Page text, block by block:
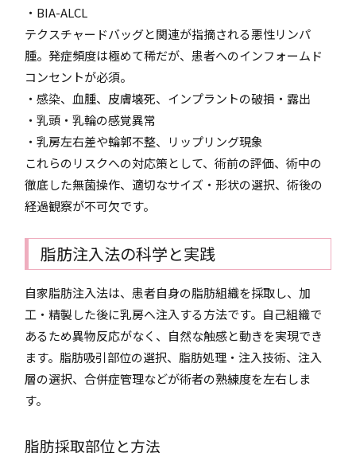
・BIA-ALCL
テクスチャードバッグと関連が指摘される悪性リンパ
腫。発症頻度は極めて稀だが、患者へのインフォームド
コンセントが必須。
・感染、血腫、皮膚壊死、インプラントの破損・露出
・乳頭・乳輪の感覚異常
・乳房左右差や輪郭不整、リップリング現象
これらのリスクへの対応策として、術前の評価、術中の
徹底した無菌操作、適切なサイズ・形状の選択、術後の
経過観察が不可欠です。
脂肪注入法の科学と実践
自家脂肪注入法は、患者自身の脂肪組織を採取し、加
工・精製した後に乳房へ注入する方法です。自己組織で
あるため異物反応がなく、自然な触感と動きを実現でき
ます。脂肪吸引部位の選択、脂肪処理・注入技術、注入
層の選択、合併症管理などが術者の熟練度を左右しま
す。
脂肪採取部位と方法